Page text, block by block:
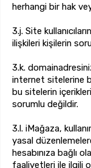
herhangi bir hak
3.j. Site
ilişkileri kişilerin
3.k.
internet sitelerine
bu sitelerin
sorumlu değildir.
3.l. iMağaza,
yasal
hesabınıza bağlı
faaliyetleri ile ilgili